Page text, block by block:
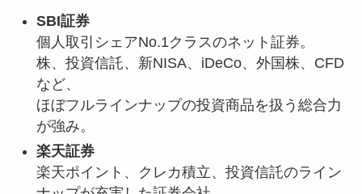
SBI証券
個人取引シェアNo.1クラスのネット証券。
株、投資信託、新NISA、iDeCo、外国株、CFD
など、
ほぼフルラインナップの投資商品を扱う総合力
が強み。
楽天証券
楽天ポイント、クレカ積立、投資信託のライン